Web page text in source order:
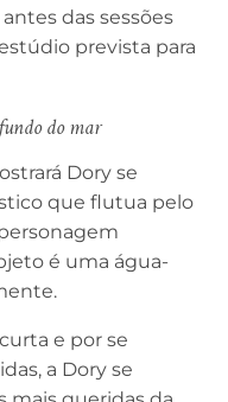
das sessões
prevista para
do mar
Dory se
que flutua pelo
é uma água-
e por se
a Dory se